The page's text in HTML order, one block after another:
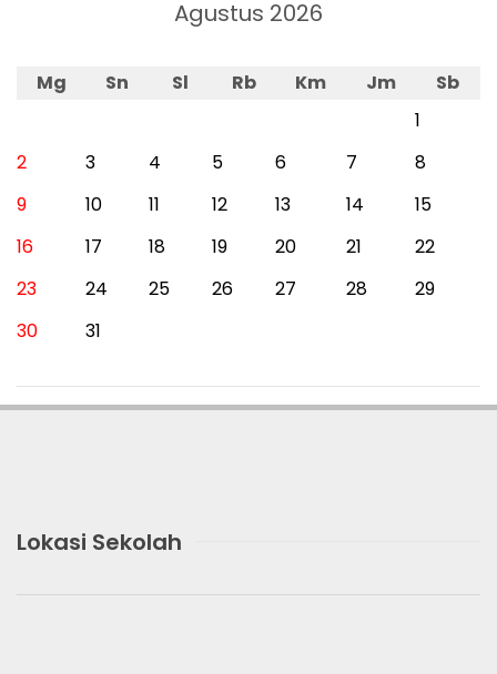
Agustus 2026
Mg Sn Sl Rb Km Jm
Sb
1
2
3 4 5 6 7
8
9
10 11 12 13 14
15
16
17 18 19 20 21
22
23
24 25 26 27 28
29
30
31
Lokasi Sekolah